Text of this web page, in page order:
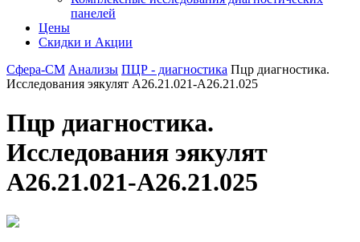
панелей
Цены
Скидки и Акции
Сфера-СМ Анализы ПЦР - диагностика Пцр диагностика.
Исследования эякулят A26.21.021-A26.21.025
Пцр диагностика.
Исследования эякулят
A26.21.021-A26.21.025